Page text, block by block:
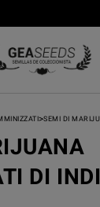
>SEMI DI
DI